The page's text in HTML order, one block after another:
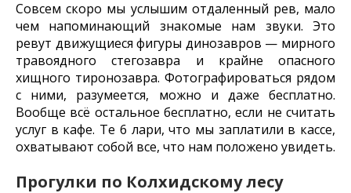
Совсем скоро мы услышим отдаленный рев, мало
чем напоминающий знакомые нам звуки. Это
ревут движущиеся фигуры динозавров — мирного
травоядного стегозавра и крайне опасного
хищного тиронозавра. Фотографироваться рядом
с ними, разумеется, можно и даже бесплатно.
Вообще всё остальное бесплатно, если не считать
услуг в кафе. Те 6 лари, что мы заплатили в кассе,
охватывают собой все, что нам положено увидеть.
Прогулки по Колхидскому лесу